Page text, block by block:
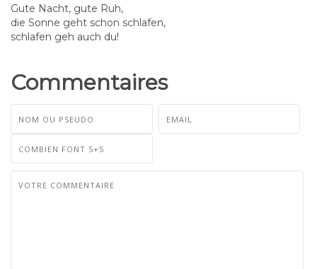
Gute Nacht, gute Ruh,
die Sonne geht schon schlafen,
schlafen geh auch du!
Commentaires